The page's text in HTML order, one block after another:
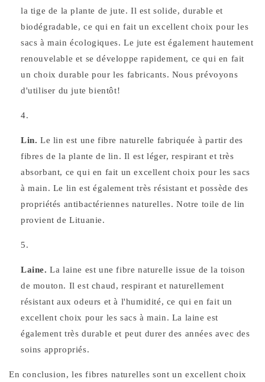
la tige de la plante de jute. Il est solide, durable et
biodégradable, ce qui en fait un excellent choix pour les
sacs à main écologiques. Le jute est également hautement
renouvelable et se développe rapidement, ce qui en fait
un choix durable pour les fabricants. Nous prévoyons
d'utiliser du jute bientôt!
Lin. Le lin est une fibre naturelle fabriquée à partir des
fibres de la plante de lin. Il est léger, respirant et très
absorbant, ce qui en fait un excellent choix pour les sacs
à main. Le lin est également très résistant et possède des
propriétés antibactériennes naturelles. Notre toile de lin
provient de Lituanie.
Laine. La laine est une fibre naturelle issue de la toison
de mouton. Il est chaud, respirant et naturellement
résistant aux odeurs et à l'humidité, ce qui en fait un
excellent choix pour les sacs à main. La laine est
également très durable et peut durer des années avec des
soins appropriés.
En conclusion, les fibres naturelles sont un excellent choix